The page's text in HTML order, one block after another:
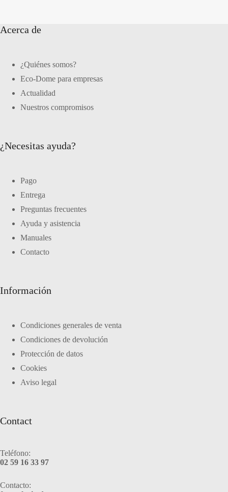
Acerca de
¿Quiénes somos?
Eco-Dome para empresas
Actualidad
Nuestros compromisos
¿Necesitas ayuda?
Pago
Entrega
Preguntas frecuentes
Ayuda y asistencia
Manuales
Contacto
Información
Condiciones generales de venta
Condiciones de devolución
Protección de datos
Cookies
Aviso legal
Contact
Teléfono:
02 59 16 33 97
Contacto: